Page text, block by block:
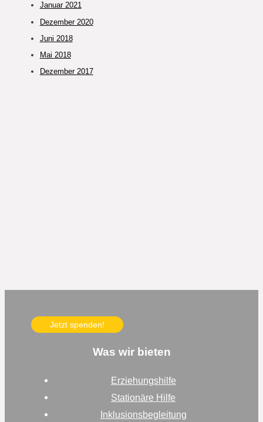
Januar 2021
Dezember 2020
Juni 2018
Mai 2018
Dezember 2017
Jetzt spenden!
Was wir bieten
Erziehungshilfe
Stationäre Hilfe
Inklusionsbegleitung